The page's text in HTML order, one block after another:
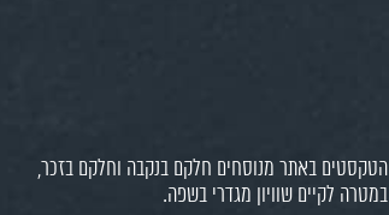
הטקסטים באתר מנוסחים חלקם בנקבה וחלקם בזכר,
במטרה לקיים שוויון מגדרי בשפה.